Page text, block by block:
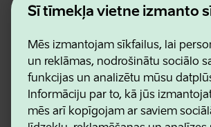
Šī tīmekļa vietne izmanto
Mēs izmantojam sīkfailus, lai
un reklāmas, nodrošinātu sociālo
funkcijas un analizētu mūsu
Informāciju par to, kā jūs
mēs arī kopīgojam ar saviem
Kontakti
Lietošanas noteikumi
Sīkdatņu un konfidencialitātes politika